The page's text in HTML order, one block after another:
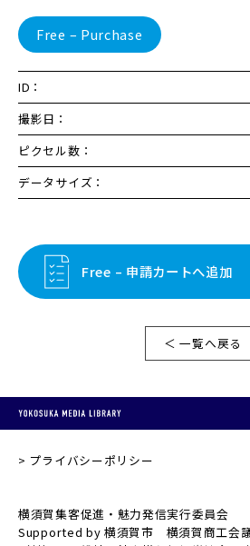
Free – Purchase
ID：
撮影日：
ピクセル数：
データサイズ：
Free – 申請カートへ追加
＜ 一覧へ戻る
プライバシーポリシー
横須賀集客促進・魅力発信実行委員会
Supported by 横須賀市 横須賀商工会